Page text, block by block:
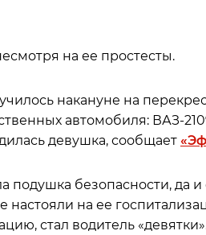
на ее простесты.
накануне на
автомобиля: ВАЗ-
девушка, сообщает
подушка безопасности, да
на ее
стал водитель